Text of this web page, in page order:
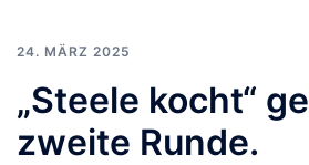
24. MÄRZ 2025
„Steele kocht“
zweite Runde.